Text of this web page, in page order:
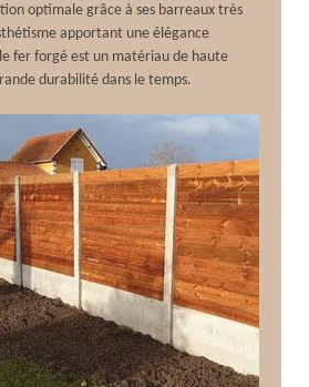
optimale grâce à ses barreaux très
apportant une élégance
fer forgé est un matériau de haute
durabilité dans le temps.